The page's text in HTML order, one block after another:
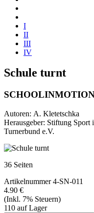
I
II
III
IV
Schule turnt
Autoren: A. Kletetschka
Herausgeber: Stiftung Sport
Turnerbund e.V.
36 Seiten
Artikelnummer 4-SN-011
4.90 €
(Inkl. 7% Steuern)
110 auf Lager